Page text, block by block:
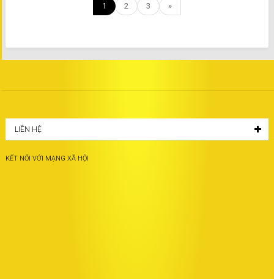
1 2 3 »
LIÊN HỆ
KẾT NỐI VỚI MẠNG XÃ HỘI